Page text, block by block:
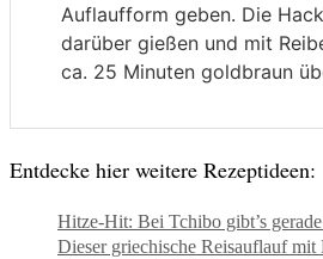
Auflaufform geben. Die
darüber gießen und mit
ca. 25 Minuten goldbraun
Entdecke hier weitere Rezeptideen:
Hitze-Hit: Bei Tchibo gibt’s
Dieser griechische Reisauflauf mit